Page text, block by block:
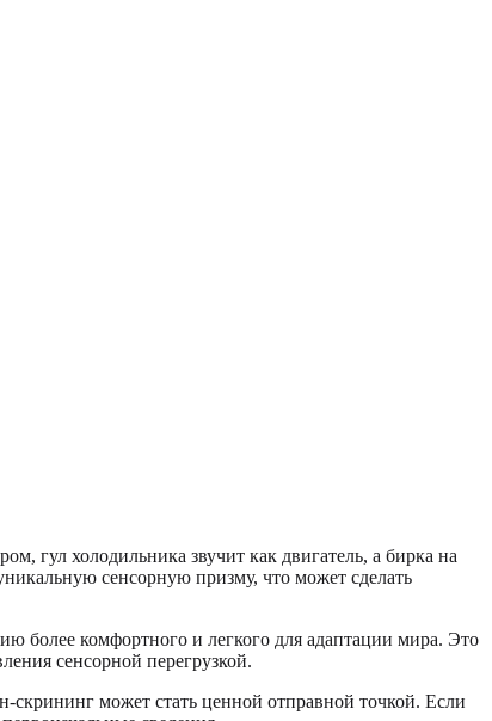
гул холодильника звучит как двигатель, а бирка на
сенсорную призму, что может сделать
более комфортного и легкого для адаптации мира. Это
сенсорной перегрузкой.
скрининг может стать ценной отправной точкой. Если